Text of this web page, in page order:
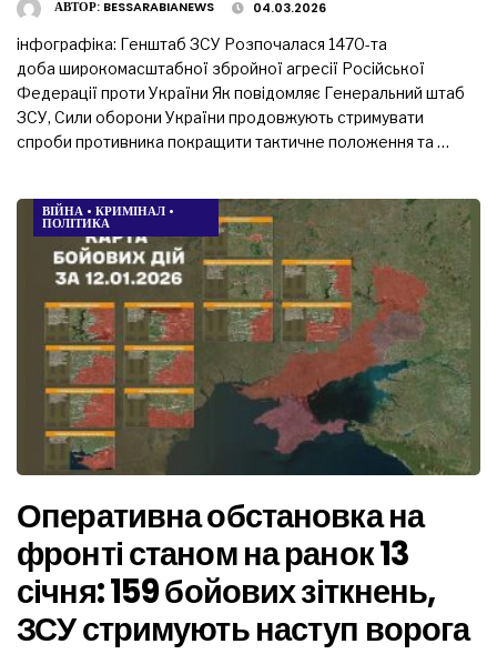
АВТОР: BESSARABIANEWS 04.03.2026
інфографіка: Генштаб ЗСУ Розпочалася 1470-та
доба широкомасштабної збройної агресії Російської
Федерації проти України Як повідомляє Генеральний штаб
ЗСУ, Сили оборони України продовжують стримувати
спроби противника покращити тактичне положення та …
ВІЙНА • КРИМІНАЛ •
ПОЛІТИКА
Оперативна обстановка на
фронті станом на ранок 13
січня: 159 бойових зіткнень,
ЗСУ стримують наступ ворога